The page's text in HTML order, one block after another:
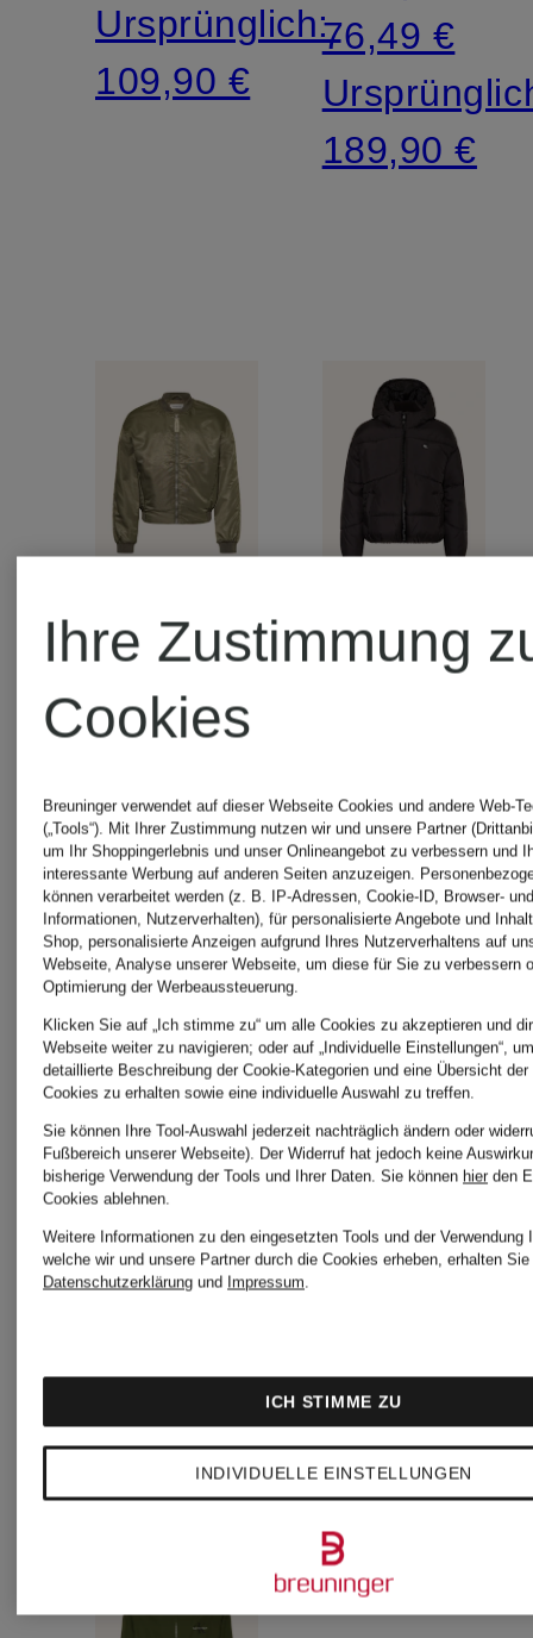
Ursprünglich:
109,90 €
76,49 €
189,90 €
+Aktionsrabatt
Calvin
Klein
Blouson
KIDS
59,99 €
Bestpreis:
50,99 €
Ursprünglich:
Klein
119,99
Bestpreis:
101,99 €
169,90 €
Ihre Zustimmung
Cookies
Breuninger verwendet auf dieser Webseite Cookies und andere Web-
(„Tools“). Mit Ihrer Zustimmung nutzen wir und unsere Partner
um Ihr Shoppingerlebnis und unser Onlineangebot zu verbessern und
interessante Werbung auf anderen Seiten anzuzeigen.
können verarbeitet werden (z. B. IP-Adressen, Cookie-ID, Browser-
Informationen, Nutzerverhalten), für personalisierte Angebote und
Shop, personalisierte Anzeigen aufgrund Ihres Nutzerverhaltens auf
Webseite, Analyse unserer Webseite, um diese für Sie zu verbessern
Optimierung der Werbeaussteuerung.
Klicken Sie auf „Ich stimme zu“ um alle Cookies zu akzeptieren und
Webseite weiter zu navigieren; oder auf „Individuelle Einstellungen“,
detaillierte Beschreibung der Cookie-Kategorien und eine Übersicht
Cookies zu erhalten sowie eine individuelle Auswahl zu treffen.
Sie können Ihre Tool-Auswahl jederzeit nachträglich ändern oder
Fußbereich unserer Webseite). Der Widerruf hat jedoch keine
bisherige Verwendung der Tools und Ihrer Daten. Sie können hier den
Cookies ablehnen.
Weitere Informationen zu den eingesetzten Tools und der Verwendung
welche wir und unsere Partner durch die Cookies erheben, erhalten
Datenschutzerklärung und Impressum.
INDIVIDUELLE EINSTELLUNGEN
ICH STIMME ZU